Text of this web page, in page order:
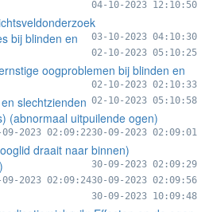
04-10-2023 12:10:50
03-10-2023 04:10:30
bij blinden en
02-10-2023 05:10:25
oogproblemen bij blinden en
02-10-2023 02:10:33
slechtzienden 02-10-2023 05:10:58
(abnormaal uitpuilende ogen)
30-09-2023 02:09:01
09-2023 02:09:22
draait naar binnen)
30-09-2023 02:09:29
30-09-2023 02:09:56
09-2023 02:09:24
30-09-2023 10:09:48